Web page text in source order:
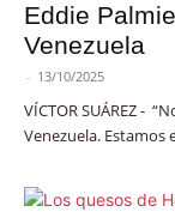
Eddie
Venezuela
- 13/10/2025
VÍCTOR SUÁREZ -
Venezuela. Estamos